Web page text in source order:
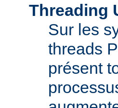
Threading
Sur les
threads
présent